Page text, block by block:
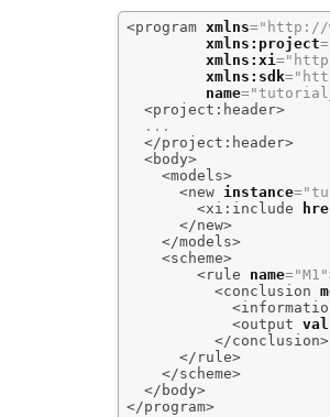
<program xmlns="http://
xmlns:project=
xmlns:xi=
xmlns:sdk=
name=
<project:header>
  ...
</project:header>
<body>
<models>
<new
instance=
<xi:include
</new>
</models>
<scheme>
<rule
name="M1"
<conclusion
<output
</conclusion>
</rule>
</scheme>
</body>
</program>